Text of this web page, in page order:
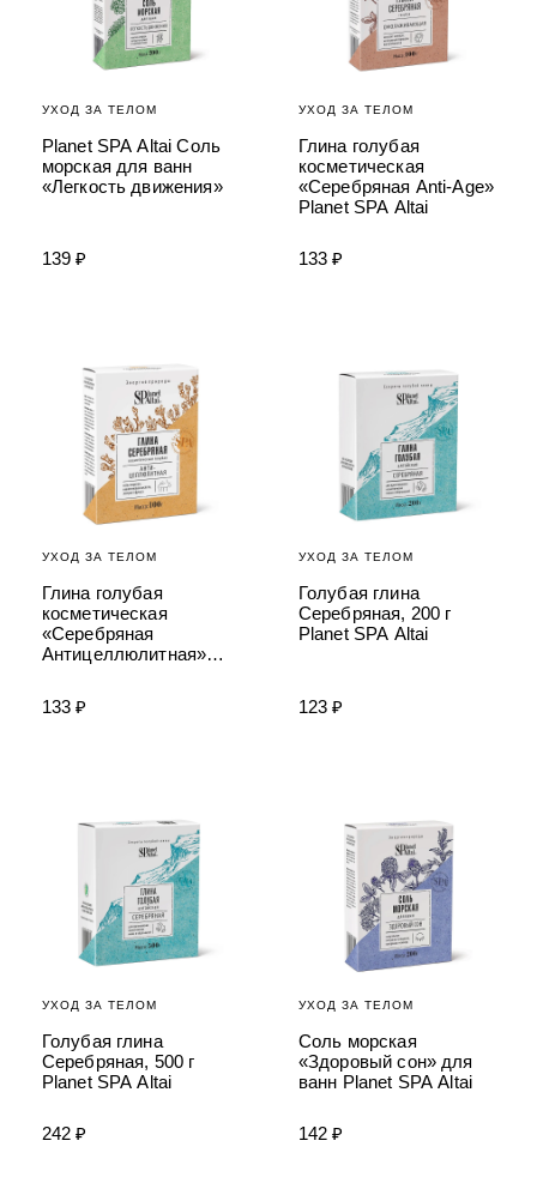
УХОД ЗА ТЕЛОМ
Planet SPA Altai Соль
морская для ванн
«Легкость движения»
139 ₽
УХОД ЗА ТЕЛОМ
Глина голубая
косметическая
«Серебряная Anti-Age»
Planet SPA Altai
133 ₽
УХОД ЗА ТЕЛОМ
Глина голубая
косметическая
«Серебряная
Антицеллюлитная»
133 ₽
УХОД ЗА ТЕЛОМ
Голубая глина
Серебряная, 200 г
Planet SPA Altai
123 ₽
УХОД ЗА ТЕЛОМ
Голубая глина
Серебряная, 500 г
Planet SPA Altai
242 ₽
УХОД ЗА ТЕЛОМ
Соль морская
«Здоровый сон» для
ванн Planet SPA Altai
142 ₽